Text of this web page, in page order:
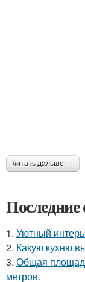
читать дальше →
Последние
1. Уютный
2. Какую кухню
3. Общая
метров.